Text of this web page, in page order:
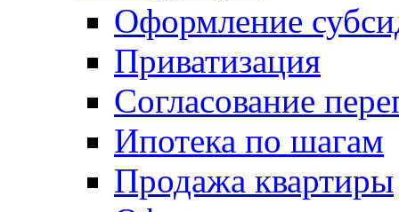
Оформление
Приватизация
Согласование
Ипотека по шагам
Продажа квартиры